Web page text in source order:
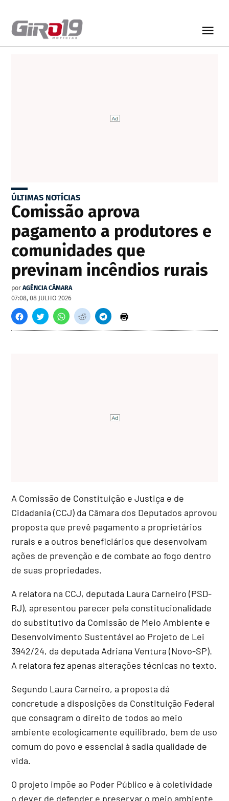
ÚLTIMAS NOTÍCIAS
Comissão aprova
pagamento a produtores e
comunidades que
previnam incêndios rurais
por AGÊNCIA CÂMARA
07:08, 08 JULHO 2026
A Comissão de Constituição e Justiça e de
Cidadania (CCJ) da Câmara dos Deputados aprovou
proposta que prevê pagamento a proprietários
rurais e a outros beneficiários que desenvolvam
ações de prevenção e de combate ao fogo dentro
de suas propriedades.
A relatora na CCJ, deputada Laura Carneiro (PSD-
RJ), apresentou parecer pela constitucionalidade
do substitutivo da Comissão de Meio Ambiente e
Desenvolvimento Sustentável ao Projeto de Lei
3942/24, da deputada Adriana Ventura (Novo-SP).
A relatora fez apenas alterações técnicas no texto.
Segundo Laura Carneiro, a proposta dá
concretude a disposições da Constituição Federal
que consagram o direito de todos ao meio
ambiente ecologicamente equilibrado, bem de uso
comum do povo e essencial à sadia qualidade de
vida.
O projeto impõe ao Poder Público e à coletividade
o dever de defender e preservar o meio ambiente